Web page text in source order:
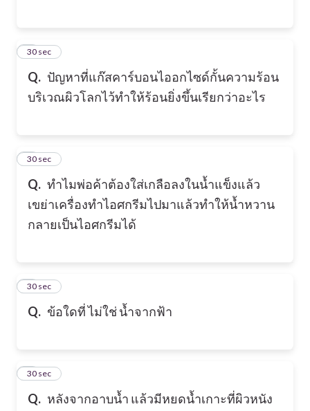
Q. ปัญหาที่แก๊สคาร์บอนไออกไซด์กั้นความร้อน
บริเวณผิวโลกไว้ทำให้ร้อนยิ่งขึ้นเรียกว่าอะไร
4
30 sec
Q. ทำไมพ่อค้าต้องใส่เกลือลงในน้ำแข็งแล้ว
เขย่าเครื่องทำไอศกรีมไปมาแล้วทำให้น้ำหวาน
กลายเป็นไอศกรีมได้
5
30 sec
Q. ข้อใดที่ ไม่ใช่ น้ำจากฟ้า
6
30 sec
Q. หลังจากอาบน้ำ แล้วมีหยดน้ำเกาะที่ผิวหนัง
7
30 sec